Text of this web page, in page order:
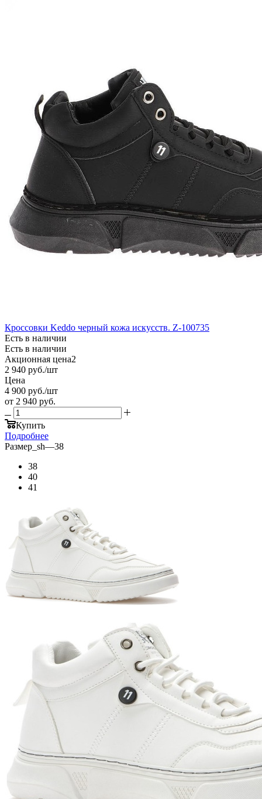
Кроссовки Keddo черный кожа искусств. Z-100735
Есть в наличии
Есть в наличии
Акционная цена2
2 940 руб./шт
Цена
4 900 руб./шт
от 2 940 руб.
Купить
Подробнее
Размер_sh—38
38
40
41